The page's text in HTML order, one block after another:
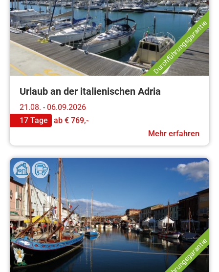
Durchführungsgarantie
Urlaub an der italienischen Adria
21.08. - 06.09.2026
17 Tage
ab € 769,-
Mehr erfahren